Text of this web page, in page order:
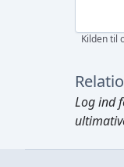
Kilden til
Log ind